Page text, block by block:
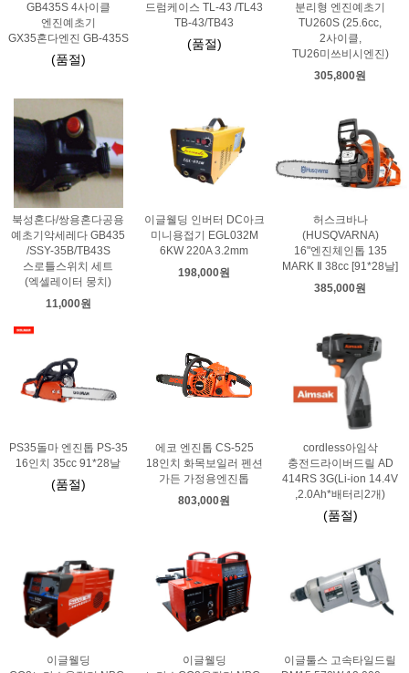
GB435S 4사이클
엔진예초기
GX35혼다엔진 GB-435S
(품절)
드럼케이스 TL-43 /TL43
TB-43/TB43
(품절)
분리형 엔진예초기
TU260S (25.6cc,
2사이클,
TU26미쓰비시엔진)
305,800원
북성혼다/쌍용혼다공용
예초기악세레다 GB435
/SSY-35B/TB43S
스로틀스위치 세트
(엑셀레이터 뭉치)
11,000원
이글웰딩 인버터 DC아크
미니용접기 EGL032M
6KW 220A 3.2mm
198,000원
허스크바나
(HUSQVARNA)
16"엔진체인톱 135
MARK Ⅱ 38cc [91*28날]
385,000원
PS35돌마 엔진톱 PS-35
16인치 35cc 91*28날
(품절)
에코 엔진톱 CS-525
18인치 화목보일러 펜션
가든 가정용엔진톱
803,000원
cordless아임삭
충전드라이버드릴 AD
414RS 3G(Li-ion 14.4V
,2.0Ah*배터리2개)
(품절)
이글웰딩
이글웰딩
이글툴스 고속타일드릴